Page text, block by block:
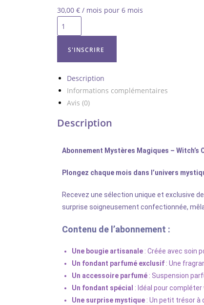
30,00 € / mois pour 6 mois
S'INSCRIRE
Description
Informations complémentaires
Avis (0)
Description
Abonnement Mystères Magiques – Witch’s
Plongez chaque mois dans l’univers
Recevez une sélection unique et exclusive
surprise soigneusement confectionnée,
Contenu de l’abonnement :
Une bougie artisanale : Créée avec soin
Un fondant parfumé exclusif : Une
Un accessoire parfumé : Suspension
Un fondant spécial : Idéal pour
Une surprise mystique : Un petit trésor à